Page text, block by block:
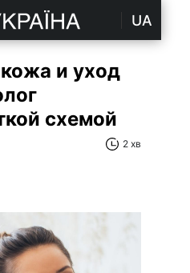
UA
и уход
схемой
2 хв